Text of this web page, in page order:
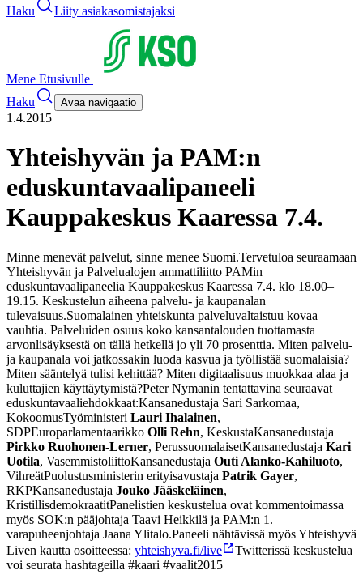
Haku Liity asiakasomistajaksi
Mene Etusivulle
Haku
Avaa navigaatio
1.4.2015
Yhteishyvän ja PAM:n
eduskuntavaalipaneeli
Kauppakeskus Kaaressa 7.4.
Minne menevät palvelut, sinne menee Suomi.Tervetuloa seuraamaan
Yhteishyvän ja Palvelualojen ammattiliitto PAMin
eduskuntavaalipaneelia Kauppakeskus Kaaressa 7.4. klo 18.00–
19.15. Keskustelun aiheena palvelu- ja kaupanalan
tulevaisuus.Suomalainen yhteiskunta palveluvaltaistuu kovaa
vauhtia. Palveluiden osuus koko kansantalouden tuottamasta
arvonlisäyksestä on tällä hetkellä jo yli 70 prosenttia. Miten palvelu-
ja kaupanala voi jatkossakin luoda kasvua ja työllistää suomalaisia?
Miten sääntelyä tulisi kehittää? Miten digitaalisuus muokkaa alaa ja
kuluttajien käyttäytymistä?Peter Nymanin tentattavina seuraavat
eduskuntavaaliehdokkaat:Kansanedustaja Sari Sarkomaa,
KokoomusTyöministeri Lauri Ihalainen,
SDPEuroparlamentaarikko Olli Rehn, KeskustaKansanedustaja
Pirkko Ruohonen-Lerner, PerussuomalaisetKansanedustaja Kari
Uotila, VasemmistoliittoKansanedustaja Outi Alanko-Kahiluoto,
VihreätPuolustusministerin erityisavustaja Patrik Gayer,
RKPKansanedustaja Jouko Jääskeläinen,
KristillisdemokraatitPanelistien keskustelua ovat kommentoimassa
myös SOK:n pääjohtaja Taavi Heikkilä ja PAM:n 1.
varapuheenjohtaja Jaana Ylitalo.Paneeli nähtävissä myös Yhteishyvä
Liven kautta osoitteessa: yhteishyva.fi/live
Twitterissä keskustelua
voi seurata hashtageilla #kaari #vaalit2015